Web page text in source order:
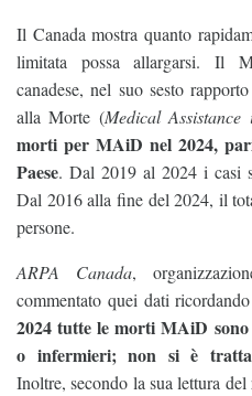
Il Canada mostra quanto
limitata possa allargarsi. Il
canadese, nel suo sesto
alla Morte (Medical
morti per MAiD nel 2024,
Paese. Dal 2019 al 2024 i casi
Dal 2016 alla fine del 2024, il
persone.
ARPA Canada,
commentato quei dati
2024 tutte le morti MAiD
o infermieri; non si è
Inoltre, secondo la sua lettura